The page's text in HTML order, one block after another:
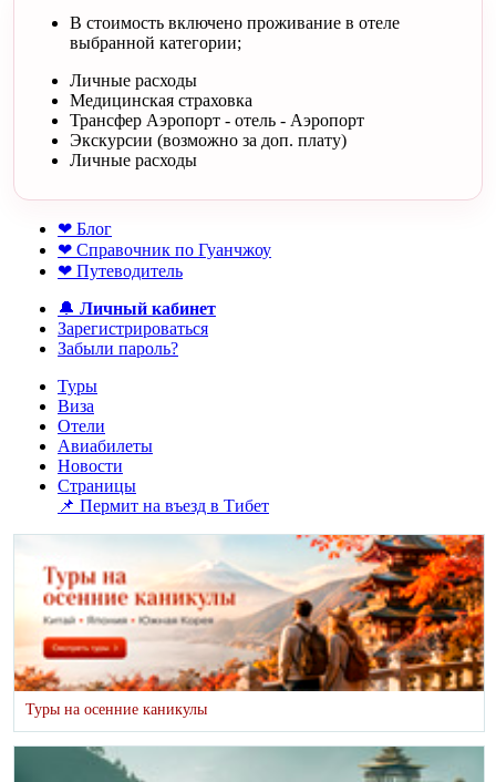
В стоимость включено проживание в отеле
выбранной категории;
Личные расходы
Медицинская страховка
Трансфер Аэропорт - отель - Аэропорт
Экскурсии (возможно за доп. плату)
Личные расходы
❤ Блог
❤ Справочник по Гуанчжоу
❤ Путеводитель
🔔 Личный кабинет
Зарегистрироваться
Забыли пароль?
Туры
Виза
Отели
Авиабилеты
Новости
Страницы
📌 Пермит на въезд в Тибет
Туры на осенние каникулы